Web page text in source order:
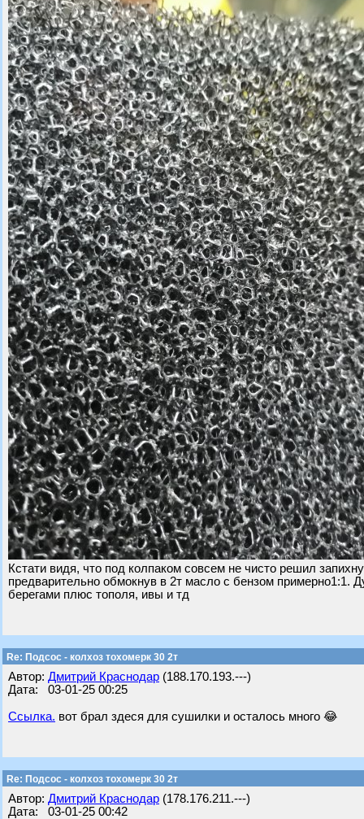
Кстати видя, что под колпаком совсем не чисто решил
предварительно обмокнув в 2т масло с бензом примерно1:1.
берегами плюс тополя, ивы и тд
Re: Подсос - колхоз тохомерк 30 2т
Автор: Дмитрий Краснодар (188.170.193.---)
Дата: 03-01-25 00:25
Ссылка. вот брал здеся для сушилки и осталось много 😂
Re: Подсос - колхоз тохомерк 30 2т
Автор: Дмитрий Краснодар (178.176.211.---)
Дата: 03-01-25 00:42